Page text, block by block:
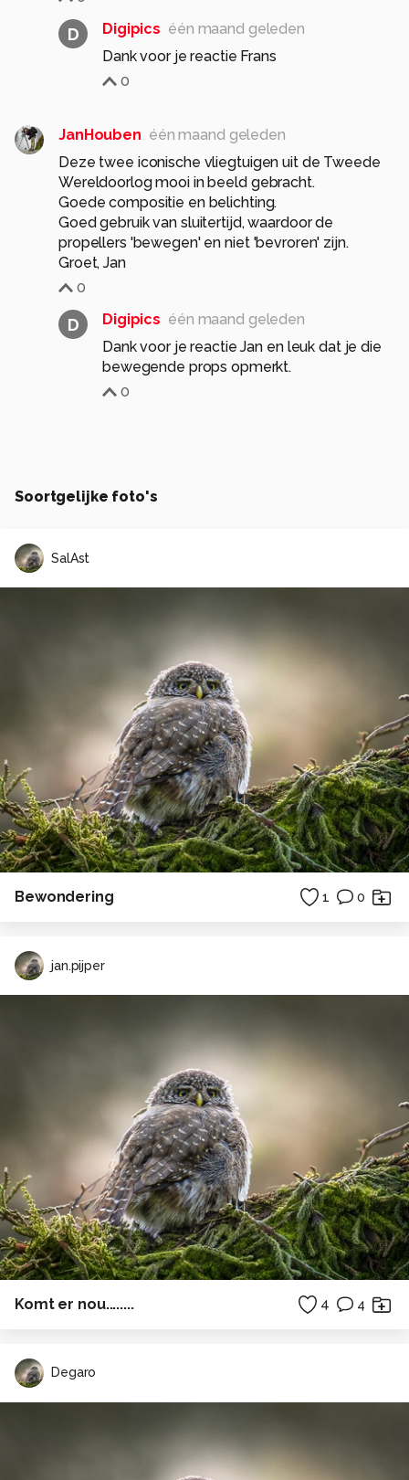
D Digipics één maand geleden
Dank voor je reactie Frans
0
JanHouben één maand geleden
Deze twee iconische vliegtuigen uit de Tweede
Wereldoorlog mooi in beeld gebracht.
Goede compositie en belichting.
Goed gebruik van sluitertijd, waardoor de
propellers 'bewegen' en niet 'bevroren' zijn.
Groet, Jan
0
D Digipics één maand geleden
Dank voor je reactie Jan en leuk dat je die
bewegende props opmerkt.
0
Soortgelijke foto's
SalAst
Bewondering 1 0
jan.pijper
Komt er nou........ 4 4
Degaro